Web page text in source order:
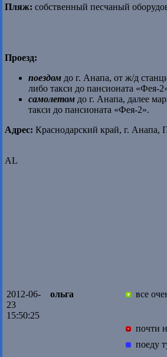
Пляж: собственный песчаный
Проезд:
поездом до г. Анапа, от ж/д
либо такси до пансионата «Фея-
самолетом до г. Анапа, далее
такси до пансионата «Фея-2».
Адрес: Краснодарский край, г.
AL
2012-06-
23
15:50:25
ольга все
почти
поеду